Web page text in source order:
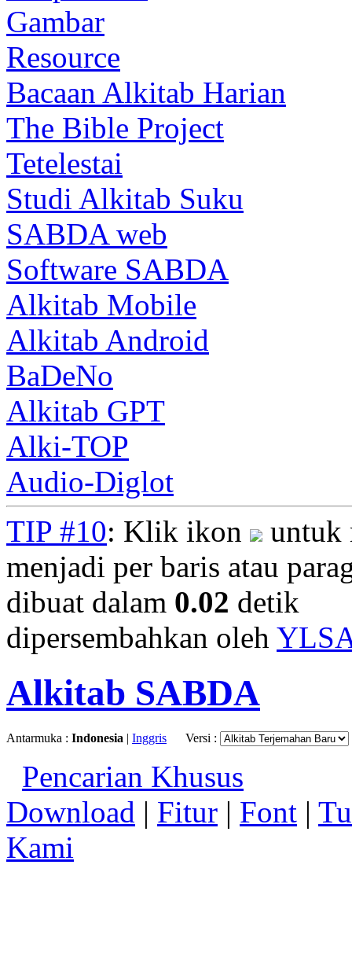
Gambar
Resource
Bacaan Alkitab Harian
The Bible Project
Tetelestai
Studi Alkitab Suku
SABDA web
Software SABDA
Alkitab Mobile
Alkitab Android
BaDeNo
Alkitab GPT
Alki-TOP
Audio-Diglot
TIP #10: Klik ikon
untuk
menjadi per baris atau
dibuat dalam 0.02 detik
dipersembahkan oleh
Alkitab SABDA
Antarmuka : Indonesia | Inggris Versi :
Pencarian Khusus
Download | Fitur | Font |
Kami